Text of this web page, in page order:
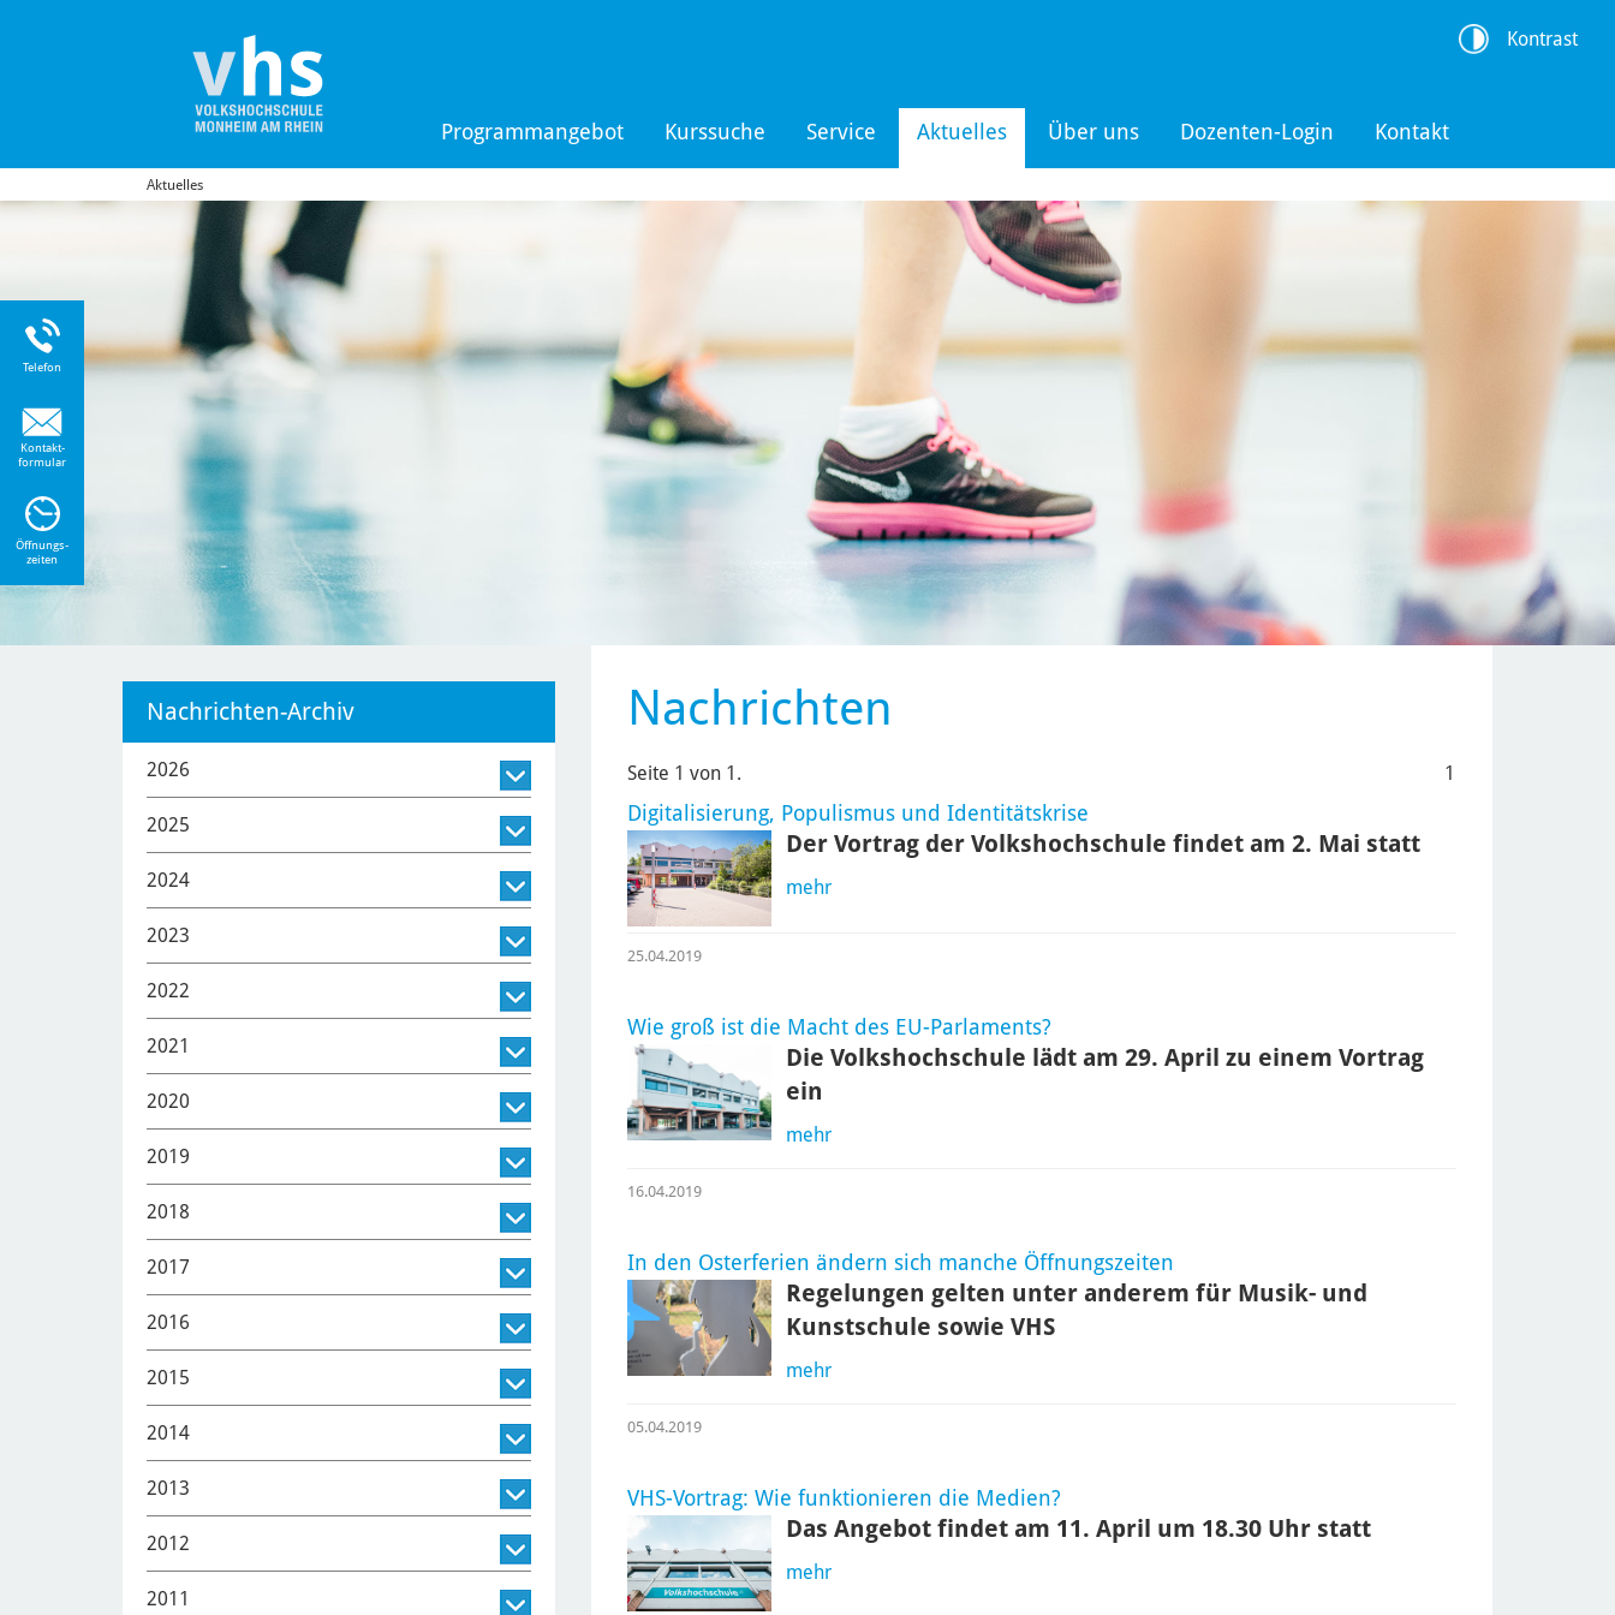
Programmangebot Kurssuche Service Aktuelles Über uns Dozenten-Login Kontakt
Kontrast
Aktuelles
Nachrichten
Seite 1 von 1. 1
Digitalisierung, Populismus und Identitätskrise
Der Vortrag der Volkshochschule findet am 2. Mai statt
mehr
25.04.2019
Wie groß ist die Macht des EU-Parlaments?
Die Volkshochschule lädt am 29. April zu einem Vortrag
ein
mehr
16.04.2019
In den Osterferien ändern sich manche Öffnungszeiten
Regelungen gelten unter anderem für Musik- und
Kunstschule sowie VHS
mehr
05.04.2019
VHS-Vortrag: Wie funktionieren die Medien?
Das Angebot findet am 11. April um 18.30 Uhr statt
mehr
Nachrichten-Archiv
2026
2025
2024
2023
2022
2021
2020
2019
2018
2017
2016
2015
2014
2013
2012
2011
Telefon
Kontakt-
formular
Öffnungs-
zeiten